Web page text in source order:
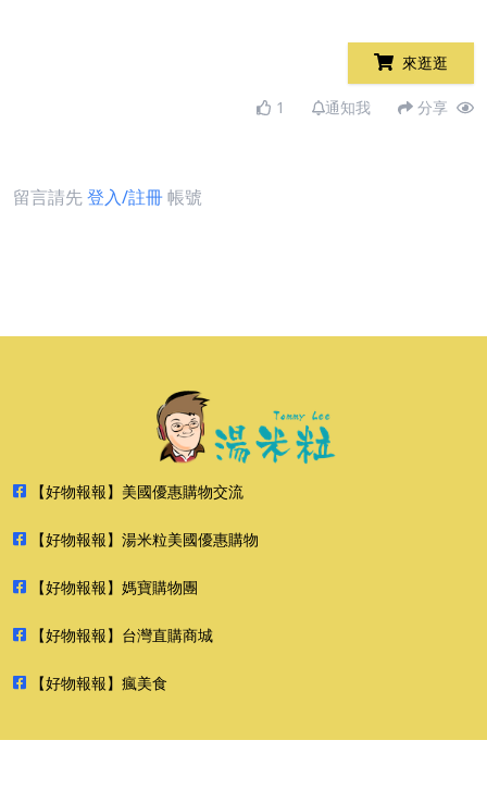
來逛逛
1 通知我 分享
留言請先登入/註冊帳號
【好物報報】美國優惠購物交流
【好物報報】湯米粒美國優惠購物
【好物報報】媽寶購物團
【好物報報】台灣直購商城
【好物報報】瘋美食